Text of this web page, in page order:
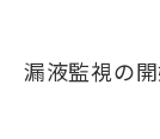
漏液監視の